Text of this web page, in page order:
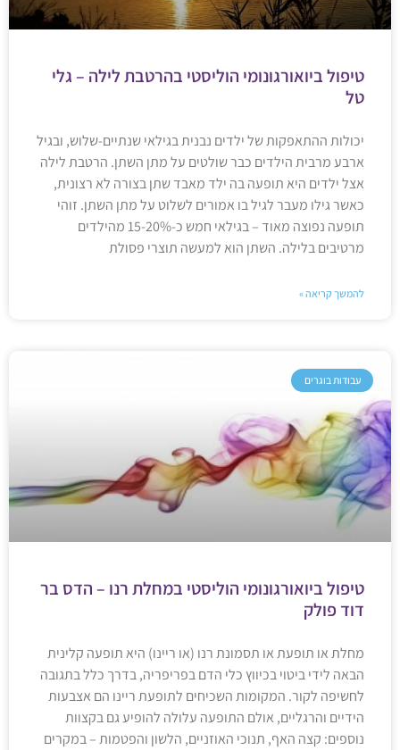
טיפול ביואורגונומי הוליסטי בהרטבת לילה – גלי
טל
יכולות ההתאפקות של ילדים נבנית בגילאי שנתיים-שלוש, ובגיל
ארבע מרבית הילדים כבר שולטים על מתן השתן. הרטבת לילה
אצל ילדים היא תופעה בה ילד מאבד שתן בצורה לא רצונית,
כאשר גילו מעבר לגיל בו אמורים לשלוט על מתן השתן. זוהי
תופעה נפוצה מאוד – בגילאי חמש כ-15-20% מהילדים
מרטיבים בלילה. השתן הוא למעשה תוצרי פסולת
להמשך קריאה »
עבודות בוגרים
טיפול ביואורגונומי הוליסטי במחלת רנו – הדס בר
דוד פולק
מחלת או תופעת או תסמונת רנו (או ריינו) היא תופעה קלינית
הבאה לידי ביטוי בכיווץ כלי הדם בפריפריה, בדרך כלל בתגובה
לחשיפה לקור. המקומות השכיחים לתופעת ריינו הם אצבעות
הידיים והרגליים, אולם התופעה עלולה להופיע גם בקצוות
נוספים: קצה האף, תנוכי האוזניים, הלשון והפטמות – במקרים